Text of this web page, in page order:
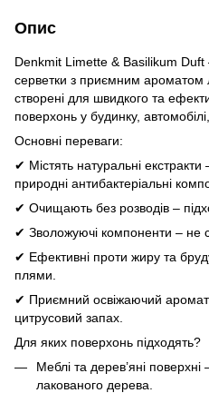
Опис
Denkmit Limette & Basilikum Duft
серветки з приємним ароматом
створені для швидкого та
поверхонь у будинку,
Основні переваги:
✔ Містять натуральні екстракти
природні антибактеріальні
✔ Очищають без розводів –
✔ Зволожуючі компоненти – не
✔ Ефективні проти жиру та
плями.
✔ Приємний освіжаючий аромат
цитрусовий запах.
Для яких поверхонь підходять?
Меблі та дерев’яні
лакованого дерева.